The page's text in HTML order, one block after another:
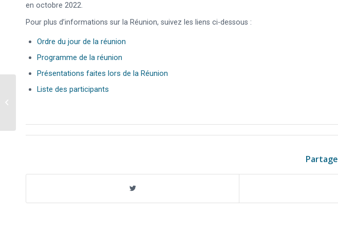
en octobre 2022.
Pour plus d’informations sur la Réunion, suivez les liens ci-dessous :
Ordre du jour de la réunion
Programme de la réunion
Présentations faites lors de la Réunion
Liste des participants
Ème
Réunion du